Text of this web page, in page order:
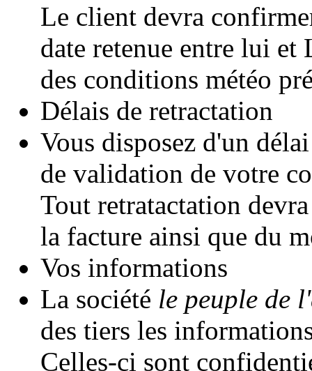
Le client devra
date retenue entre lui
des conditions météo
Délais de retractation
Vous disposez d'un
de validation de votre
Tout retratactation
la facture ainsi que du
Vos informations
La société le peuple de
des tiers les
Celles-ci sont